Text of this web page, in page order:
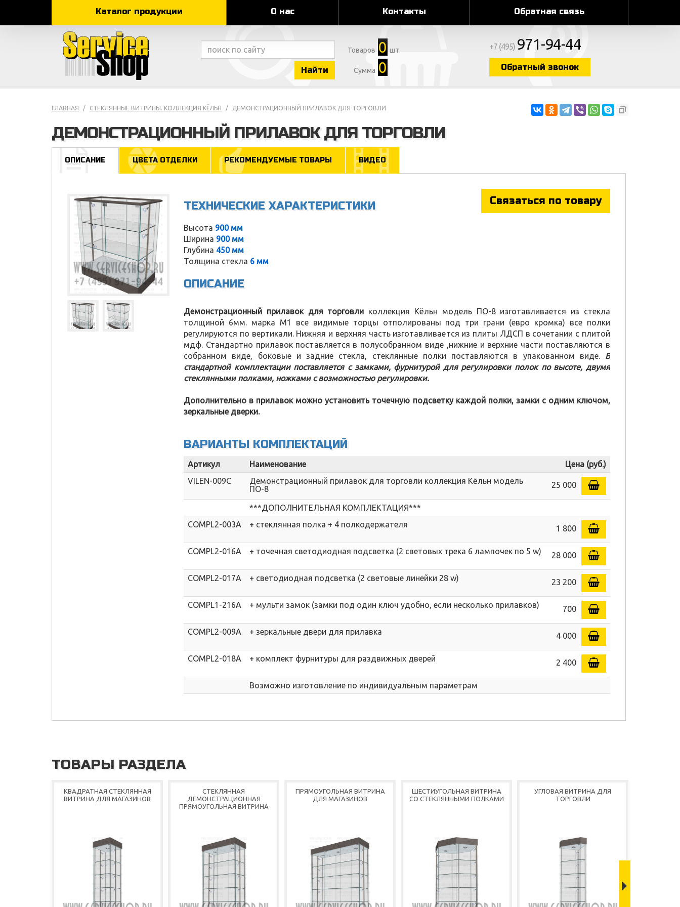
Каталог продукции О нас Контакты Обратная связь
Найти
Товаров 0 шт.
Сумма 0
+7 (495) 971-94-44
Обратный звонок
ГЛАВНАЯ СТЕКЛЯННЫЕ ВИТРИНЫ. КОЛЛЕКЦИЯ КЁЛЬН ДЕМОНСТРАЦИОННЫЙ ПРИЛАВОК ДЛЯ ТОРГОВЛИ
ДЕМОНСТРАЦИОННЫЙ ПРИЛАВОК ДЛЯ ТОРГОВЛИ
ОПИСАНИЕ ЦВЕТА ОТДЕЛКИ РЕКОМЕНДУЕМЫЕ ТОВАРЫ ВИДЕО
Связаться по товару
ТЕХНИЧЕСКИЕ ХАРАКТЕРИСТИКИ
Высота 900 мм
Ширина 900 мм
Глубина 450 мм
Толщина стекла 6 мм
ОПИСАНИЕ
Демонстрационный прилавок для торговли коллекция Кёльн модель ПО-8 изготавливается из стекла
толщиной 6мм. марка М1 все видимые торцы отполированы под три грани (евро кромка) все полки
регулируются по вертикали. Нижняя и верхняя часть изготавливается из плиты ЛДСП в сочетании с плитой
мдф. Стандартно прилавок поставляется в полусобранном виде ,нижние и верхние части поставляются в
собранном виде, боковые и задние стекла, стеклянные полки поставляются в упакованном виде.В
стандартной комплектации поставляется с замками, фурнитурой для регулировки полок по высоте, двумя
стеклянными полками, ножками с возможностью регулировки.
Дополнительно в прилавок можно установить точечную подсветку каждой полки, замки с одним ключом,
зеркальные дверки.
ВАРИАНТЫ КОМПЛЕКТАЦИЙ
Артикул Наименование
Цена (руб.)
VILEN-009C
Демонстрационный прилавок для торговли коллекция Кёльн модель
ПО-8
25 000
***ДОПОЛНИТЕЛЬНАЯ КОМПЛЕКТАЦИЯ***
COMPL2-003A
+ стеклянная полка + 4 полкодержателя 1 800
COMPL2-016A + точечная светодиодная подсветка (2 световых трека 6 лампочек по 5 w) 28 000
COMPL2-017A + светодиодная подсветка (2 световые линейки 28 w) 23 200
COMPL1-216A + мульти замок (замки под один ключ удобно, если несколько прилавков) 700
COMPL2-009A + зеркальные двери для прилавка 4 000
COMPL2-018A + комплект фурнитуры для раздвижных дверей 2 400
Возможно изготовление по индивидуальным параметрам
ТОВАРЫ РАЗДЕЛА
КВАДРАТНАЯ СТЕКЛЯННАЯ
ВИТРИНА ДЛЯ МАГАЗИНОВ
СТЕКЛЯННАЯ
ДЕМОНСТРАЦИОННАЯ
ПРЯМОУГОЛЬНАЯ ВИТРИНА
ПРЯМОУГОЛЬНАЯ ВИТРИНА
ДЛЯ МАГАЗИНОВ
ШЕСТИУГОЛЬНАЯ ВИТРИНА
СО СТЕКЛЯННЫМИ ПОЛКАМИ
УГЛОВАЯ ВИТРИНА ДЛЯ
ТОРГОВЛИ